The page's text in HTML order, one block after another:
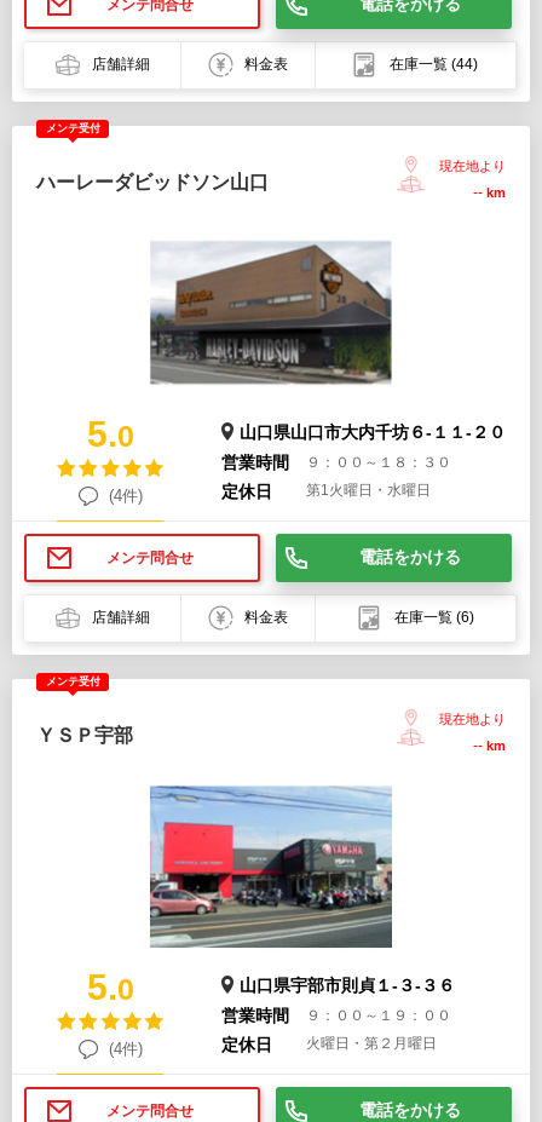
メンテ問合せ 電話をかける
店舗詳細 料金表 在庫一覧 (44)
メンテ受付
ハーレーダビッドソン山口
現在地より
-- km
5.0
(4件)
山口県山口市大内千坊６-１１-２０
営業時間
９：００～１８：３０
定休日 第1火曜日・水曜日
メンテ問合せ 電話をかける
店舗詳細 料金表 在庫一覧 (6)
メンテ受付
ＹＳＰ宇部
現在地より
-- km
5.0
(4件)
山口県宇部市則貞１-３-３６
営業時間
９：００～１９：００
定休日 火曜日・第２月曜日
メンテ問合せ 電話をかける